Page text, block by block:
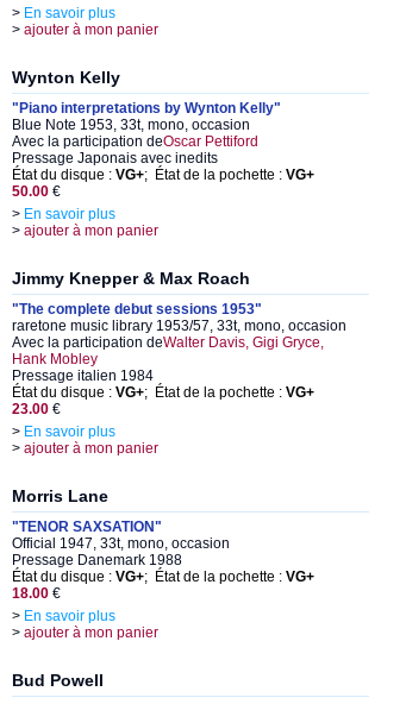
> En savoir plus
> ajouter à mon panier
Wynton Kelly
"Piano interpretations by Wynton Kelly"
Blue Note 1953, 33t, mono, occasion
Avec la participation deOscar Pettiford
Pressage Japonais avec inedits
État du disque : VG+; État de la pochette : VG+
50.00 €
> En savoir plus
> ajouter à mon panier
Jimmy Knepper & Max Roach
"The complete debut sessions 1953"
raretone music library 1953/57, 33t, mono, occasion
Avec la participation deWalter Davis, Gigi Gryce,
Hank Mobley
Pressage italien 1984
État du disque : VG+; État de la pochette : VG+
23.00 €
> En savoir plus
> ajouter à mon panier
Morris Lane
"TENOR SAXSATION"
Official 1947, 33t, mono, occasion
Pressage Danemark 1988
État du disque : VG+; État de la pochette : VG+
18.00 €
> En savoir plus
> ajouter à mon panier
Bud Powell